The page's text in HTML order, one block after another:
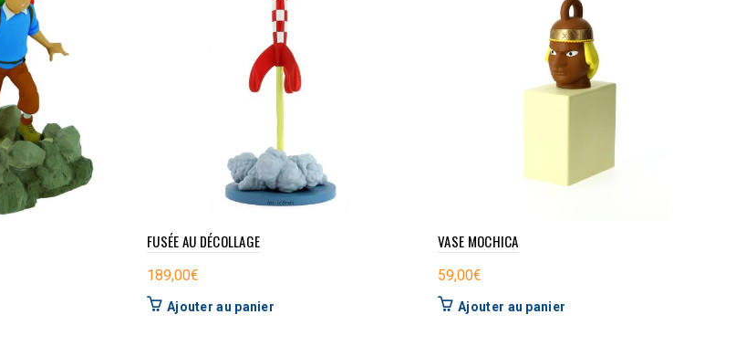
FUSÉE AU DÉCOLLAGE
189,00€
Ajouter au panier
VASE MOCHICA
59,00€
Ajouter au panier